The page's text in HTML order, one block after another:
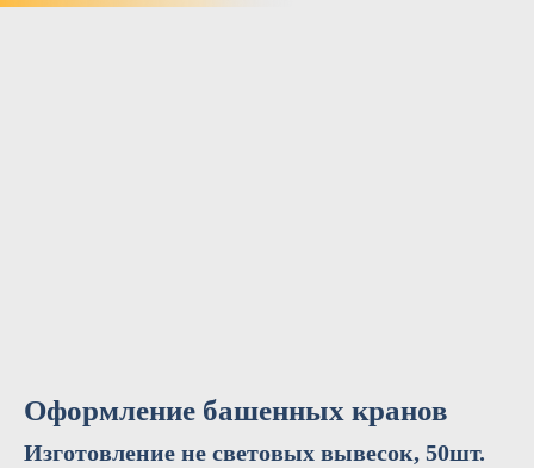
Оформление башенных кранов
Изготовление не световых вывесок, 50шт.